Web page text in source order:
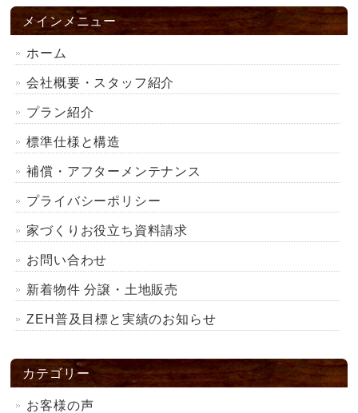
メインメニュー
ホーム
会社概要・スタッフ紹介
プラン紹介
標準仕様と構造
補償・アフターメンテナンス
プライバシーポリシー
家づくりお役立ち資料請求
お問い合わせ
新着物件 分譲・土地販売
ZEH普及目標と実績のお知らせ
カテゴリー
お客様の声